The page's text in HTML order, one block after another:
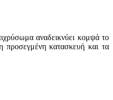
αναδεικνύει κομψά το
προσεγμένη κατασκευή και τα